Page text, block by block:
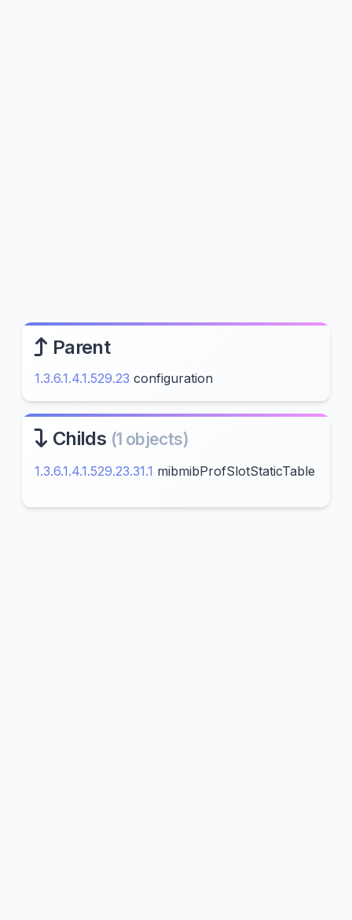
Parent
1.3.6.1.4.1.529.23 configuration
Childs (1 objects)
1.3.6.1.4.1.529.23.31.1 mibmibProfSlotStaticTable